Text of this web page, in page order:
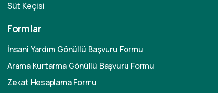
Süt Keçisi
Formlar
İnsani Yardım Gönüllü Başvuru Formu
Arama Kurtarma Gönüllü Başvuru Formu
Zekat Hesaplama Formu